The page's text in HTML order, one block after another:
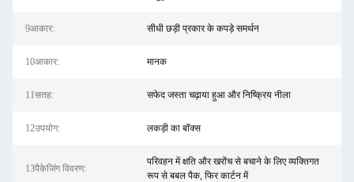
9आकार: सीधी छड़ी प्रकार के कपड़े समर्थन
10आकार: मानक
11सतह: सफेद जस्ता चढ़ाया हुआ और निष्क्रिय नीला
12उपयोग: लकड़ी का बॉक्स
13पैकेजिंग विवरण:
परिवहन में क्षति और खरोंच से बचाने के लिए व्यक्तिगत
रूप से बबल पैक, फिर कार्टन में